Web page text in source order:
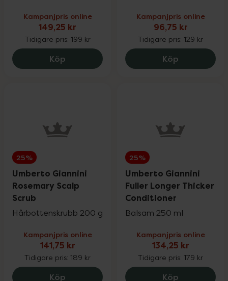
Kampanjpris online
149,25 kr
Tidigare pris: 199 kr
Köp Umberto Giannini Soft Natural Curls
Kampanjpris online
96,75 kr
Tidigare pris: 129 kr
Köp Umberto
25%
Umberto Giannini
Rosemary Scalp
Scrub
Hårbottenskrubb 200 g
Kampanjpris online
141,75 kr
Tidigare pris: 189 kr
Köp Umberto Giannini Rosemary Scalp
25%
Umberto Giannini
Fuller Longer Thicker
Conditioner
Balsam 250 ml
Kampanjpris online
134,25 kr
Tidigare pris: 179 kr
Köp Umberto